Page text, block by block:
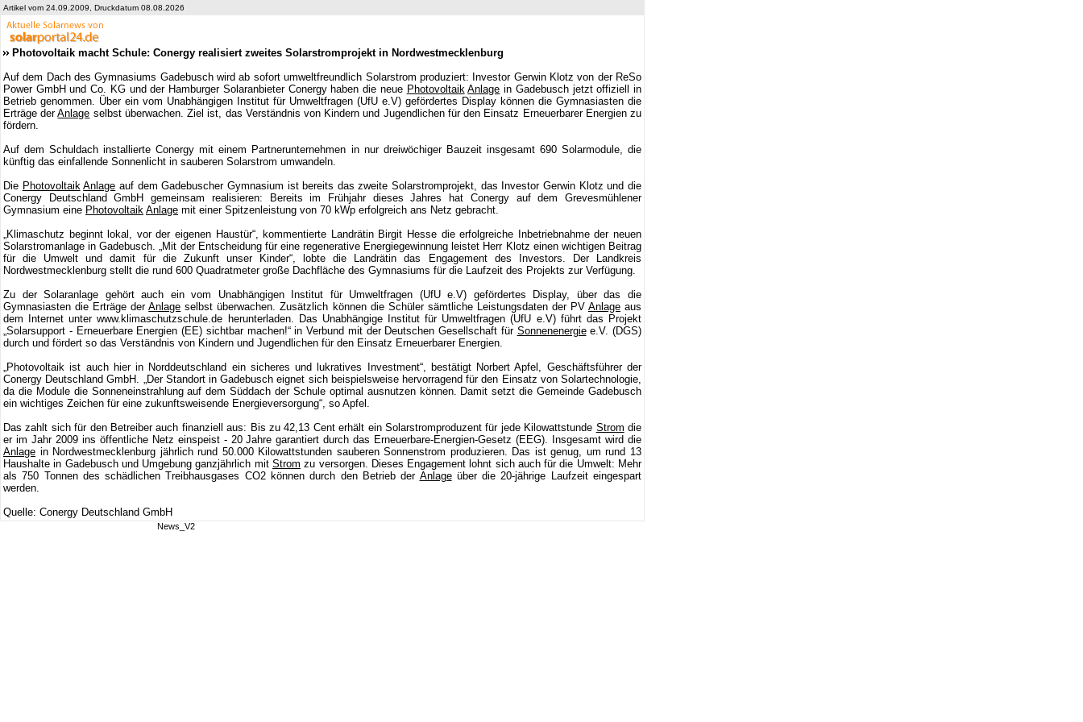
Artikel vom 24.09.2009, Druckdatum 08.08.2026
Photovoltaik macht Schule: Conergy realisiert zweites Solarstromprojekt in Nordwestmecklenburg
Auf dem Dach des Gymnasiums Gadebusch wird ab sofort umweltfreundlich Solarstrom produziert: Investor Gerwin Klotz von der ReSo
Power GmbH und Co. KG und der Hamburger Solaranbieter Conergy haben die neue Photovoltaik Anlage in Gadebusch jetzt offiziell in
Betrieb genommen. Über ein vom Unabhängigen Institut für Umweltfragen (UfU e.V) gefördertes Display können die Gymnasiasten die
Erträge derAnlage selbst überwachen. Ziel ist, das Verständnis von Kindern und Jugendlichen für den Einsatz Erneuerbarer Energien zu
fördern.
Auf dem Schuldach installierte Conergy mit einem Partnerunternehmen in nur dreiwöchiger Bauzeit insgesamt 690 Solarmodule, die
künftig das einfallende Sonnenlicht in sauberen Solarstrom umwandeln.
Die Photovoltaik Anlage auf dem Gadebuscher Gymnasium ist bereits das zweite Solarstromprojekt, das Investor Gerwin Klotz und die
Conergy Deutschland GmbH gemeinsam realisieren: Bereits im Frühjahr dieses Jahres hat Conergy auf dem Grevesmühlener
Gymnasium eine Photovoltaik Anlage mit einer Spitzenleistung von 70 kWp erfolgreich ans Netz gebracht.
„Klimaschutz beginnt lokal, vor der eigenen Haustür“, kommentierte Landrätin Birgit Hesse die erfolgreiche Inbetriebnahme der neuen
Solarstromanlage in Gadebusch. „Mit der Entscheidung für eine regenerative Energiegewinnung leistet Herr Klotz einen wichtigen Beitrag
für die Umwelt und damit für die Zukunft unser Kinder“, lobte die Landrätin das Engagement des Investors. Der Landkreis
Nordwestmecklenburg stellt die rund 600 Quadratmeter große Dachfläche des Gymnasiums für die Laufzeit des Projekts zur Verfügung.
Zu der Solaranlage gehört auch ein vom Unabhängigen Institut für Umweltfragen (UfU e.V) gefördertes Display, über das die
Gymnasiasten die Erträge derAnlage selbst überwachen. Zusätzlich können die Schüler sämtliche Leistungsdaten der PV Anlageaus
dem Internet unter www.klimaschutzschule.de herunterladen. Das Unabhängige Institut für Umweltfragen (UfU e.V) führt das Projekt
„Solarsupport - Erneuerbare Energien (EE) sichtbar machen!“ in Verbund mit der Deutschen Gesellschaft für Sonnenenergiee.V. (DGS)
durch und fördert so das Verständnis von Kindern und Jugendlichen für den Einsatz Erneuerbarer Energien.
„Photovoltaik ist auch hier in Norddeutschland ein sicheres und lukratives Investment“, bestätigt Norbert Apfel, Geschäftsführer der
Conergy Deutschland GmbH. „Der Standort in Gadebusch eignet sich beispielsweise hervorragend für den Einsatz von Solartechnologie,
da die Module die Sonneneinstrahlung auf dem Süddach der Schule optimal ausnutzen können. Damit setzt die Gemeinde Gadebusch
ein wichtiges Zeichen für eine zukunftsweisende Energieversorgung“, so Apfel.
Das zahlt sich für den Betreiber auch finanziell aus: Bis zu 42,13 Cent erhält ein Solarstromproduzent für jede Kilowattstunde Strom die
er im Jahr 2009 ins öffentliche Netz einspeist - 20 Jahre garantiert durch das Erneuerbare-Energien-Gesetz (EEG). Insgesamt wird die
Anlage in Nordwestmecklenburg jährlich rund 50.000 Kilowattstunden sauberen Sonnenstrom produzieren. Das ist genug, um rund 13
Haushalte in Gadebusch und Umgebung ganzjährlich mit Strom zu versorgen. Dieses Engagement lohnt sich auch für die Umwelt: Mehr
als 750 Tonnen des schädlichen Treibhausgases CO2 können durch den Betrieb der Anlageüber die 20-jährige Laufzeit eingespart
werden.
Quelle: Conergy Deutschland GmbH
News_V2